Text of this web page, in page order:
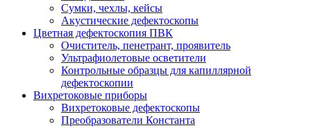
Сумки, чехлы, кейсы
Акустические дефектоскопы
Цветная дефектоскопия ПВК
Очиститель, пенетрант, проявитель
Ультрафиолетовые осветители
Контрольные образцы для капиллярной
дефектоскопии
Вихретоковые приборы
Вихретоковые дефектоскопы
Преобразователи Константа